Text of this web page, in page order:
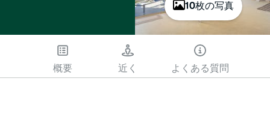
10枚の写真
概要 近く よくある質問